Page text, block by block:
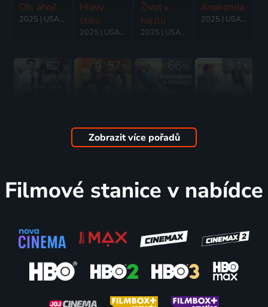
Oh, ahoj!
2025 | USA | Komedie, Romantický
Hlavy
státu
2025 | USA | Akční, Komedie, Thriller
Život v
hajzlu
2025 | USA | Komedie, Akční, Krimi, Thriller
Anakonda
2025 | USA | Komedie, Akční, Dobrodružný
62 57
2025 | USA | Krimi, Komedie
66
2025 | Francie, Japonsko, USA | Rodinný, Dobrodružný, Komedie
54
2025 | USA | Animovaný, Komedie 2025 | USA | Komedie, Drama 2025 | USA | Drama, Hudební, Komedie
65% 55% 55% 66
Zobrazit více pořadů
Filmové stanice v nabídce